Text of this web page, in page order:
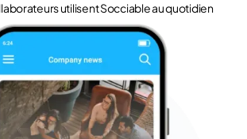
utilisent Socciable au quotidien